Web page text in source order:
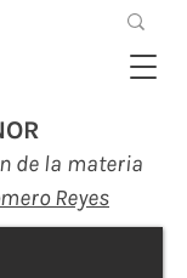
de la materia
Reyes